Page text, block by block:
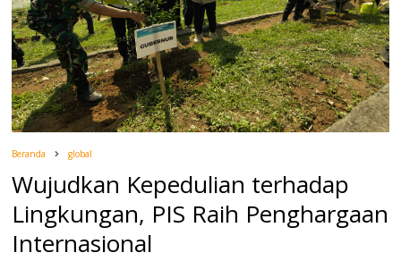
Beranda global
Wujudkan Kepedulian terhadap
Lingkungan, PIS Raih Penghargaan
Internasional